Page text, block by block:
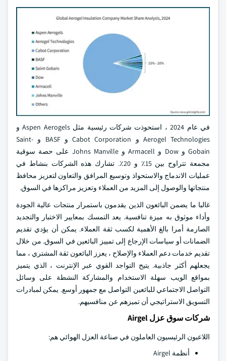
في عام 2024 ، استحوذت شركات رئيسية مثل Aspen Aerogels و
Aerogel Technologies و Cabot Corporation و BASF و Saint-
Gobain و Dow و Armacell و Johns Manville على حصة سوقية
مجمعة تتراوح بين 15٪ و 20٪. تشارك هذه الشركات بنشاط في
عمليات الاندماج والاستحواذ وتوسيع المرافق والتعاون لتعزيز محافظ
منتجاتها والوصول إلى المزيد من العملاء وتعزيز مراكزها في السوق.
غالبا ما يضمن البائعون الذين يقدمون باستمرار منتجات عالية الجودة
وأداء موثوق به ميزة تنافسية. يعد التمسك بمعايير الاختبار والتجديد
الصارمة أمرا بالغ الأهمية لكسب ثقة العملاء. يمكن أن يؤدي تقديم
الضمانات أو سياسات الإرجاع إلى تمييز البائعين في السوق. من خلال
تقديم خدمات دعم العملاء والإصلاح ، يعزز البائعون ثقة المشتري ، مما
يجعلهم أكثر جاذبية. يتيح التواجد القوي عبر الإنترنت ، الذي يتميز
بمواقع الويب سهلة الاستخدام والمشاركة النشطة على وسائل
التواصل الاجتماعي للبائعين التواصل مع جمهور أوسع. يمكن لمبادرات
التسويق الاستراتيجي أن تميزهم عن منافسيهم.
شركات سوق عزل Airgel
اللاعبون الرئيسيون العاملون في صناعة العزل الهوائي هم:
أنظمة Airgel